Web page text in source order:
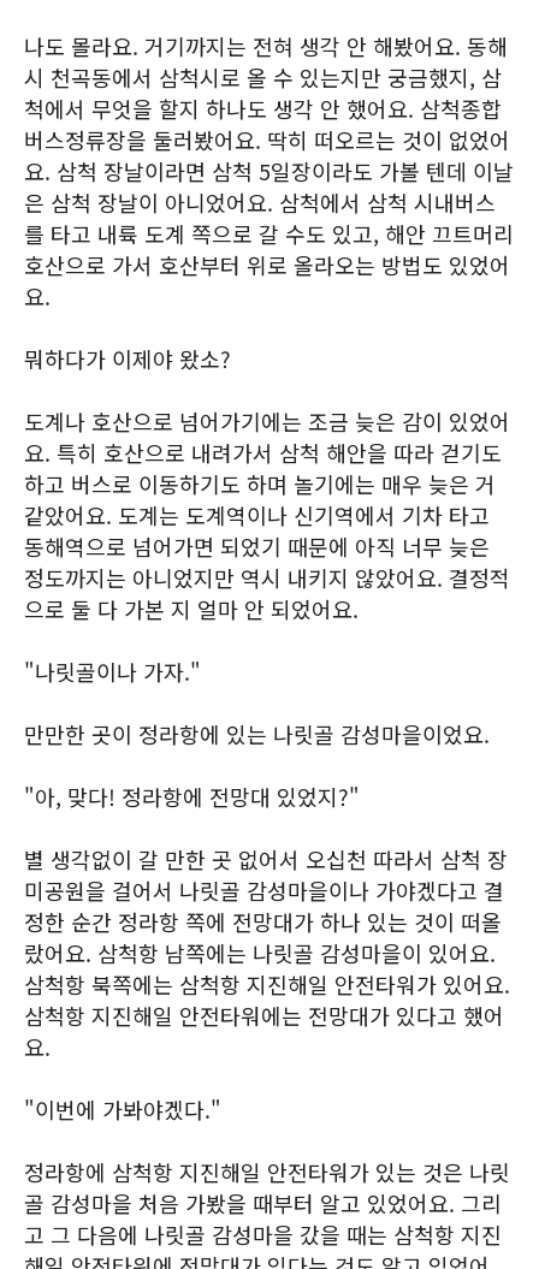
나도 몰라요. 거기까지는 전혀 생각 안 해봤어요. 동해
시 천곡동에서 삼척시로 올 수 있는지만 궁금했지, 삼
척에서 무엇을 할지 하나도 생각 안 했어요. 삼척종합
버스정류장을 둘러봤어요. 딱히 떠오르는 것이 없었어
요. 삼척 장날이라면 삼척 5일장이라도 가볼 텐데 이날
은 삼척 장날이 아니었어요. 삼척에서 삼척 시내버스
를 타고 내륙 도계 쪽으로 갈 수도 있고, 해안 끄트머리
호산으로 가서 호산부터 위로 올라오는 방법도 있었어
요.
뭐하다가 이제야 왔소?
도계나 호산으로 넘어가기에는 조금 늦은 감이 있었어
요. 특히 호산으로 내려가서 삼척 해안을 따라 걷기도
하고 버스로 이동하기도 하며 놀기에는 매우 늦은 거
같았어요. 도계는 도계역이나 신기역에서 기차 타고
동해역으로 넘어가면 되었기 때문에 아직 너무 늦은
정도까지는 아니었지만 역시 내키지 않았어요. 결정적
으로 둘 다 가본 지 얼마 안 되었어요.
"나릿골이나 가자."
만만한 곳이 정라항에 있는 나릿골 감성마을이었요.
"아, 맞다! 정라항에 전망대 있었지?"
별 생각없이 갈 만한 곳 없어서 오십천 따라서 삼척 장
미공원을 걸어서 나릿골 감성마을이나 가야겠다고 결
정한 순간 정라항 쪽에 전망대가 하나 있는 것이 떠올
랐어요. 삼척항 남쪽에는 나릿골 감성마을이 있어요.
삼척항 북쪽에는 삼척항 지진해일 안전타워가 있어요.
삼척항 지진해일 안전타워에는 전망대가 있다고 했어
요.
"이번에 가봐야겠다."
정라항에 삼척항 지진해일 안전타워가 있는 것은 나릿
골 감성마을 처음 가봤을 때부터 알고 있었어요. 그리
고 그 다음에 나릿골 감성마을 갔을 때는 삼척항 지진